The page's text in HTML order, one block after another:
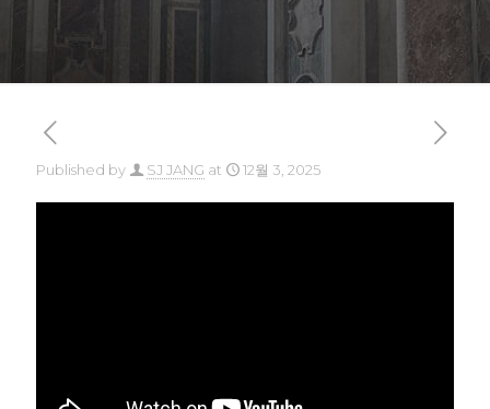
Published by SJ JANG at 12월 3, 2025